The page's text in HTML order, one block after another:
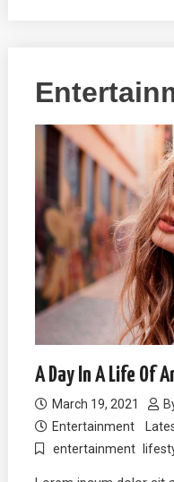
A Day In A Life Of
March 19, 2021
Entertainment
entertainment